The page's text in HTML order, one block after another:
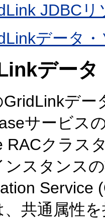
JDBC
データ
データ
デー
サービス
RACクラス
ンスタンス
Service
、共通属性